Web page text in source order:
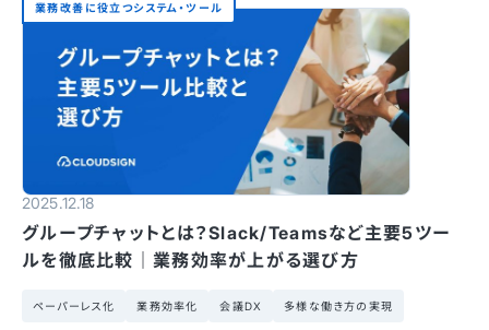
業務改善に役立つシステム・ツール
2025.12.18
グループチャットとは？Slack/Teamsなど主要5ツー
ルを徹底比較｜業務効率が上がる選び方
ペーパーレス化 業務効率化 会議DX 多様な働き方の実現